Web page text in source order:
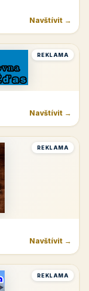
Navštívit →
REKLAMA
Navštívit →
REKLAMA
Navštívit →
REKLAMA